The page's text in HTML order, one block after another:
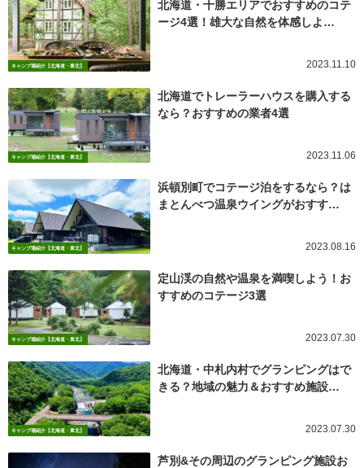
キャンプ場紹介【北海道・東北】
北海道・十勝エリアでおすすめのコテ
ージ4選！雄大な自然を体感しよ…
2023.11.10
キャンプ場紹介【北海道・東北】
北海道でトレーラーハウスを購入する
なら？おすすめの業者4選
2023.11.06
キャンプ場紹介【北海道・東北】
浜頓別町でコテージ泊をするなら？は
まとんべつ温泉ウイングがおすす…
2023.08.16
キャンプ場紹介【北海道・東北】
定山渓の自然や温泉を満喫しよう！お
すすめのコテージ3選
2023.07.30
キャンプ場紹介【北海道・東北】
北海道・中札内村でグランピングはで
きる？地域の魅力＆おすすめ施設…
2023.07.30
芦別&その周辺のグランピング施設お